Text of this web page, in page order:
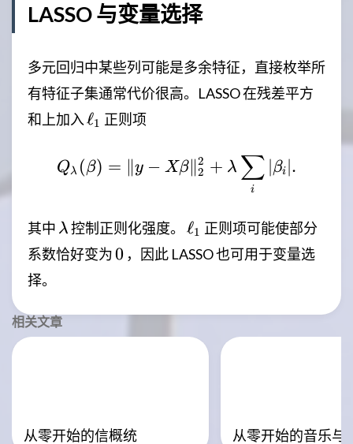
LASSO 与变量选择
多元回归中某些列可能是多余特征，直接枚举所
有特征子集通常代价很高。LASSO 在残差平方
和上加入 \ell_1
ℓ1 正则项
Qλ (β) = ∥y − Xβ∥2
2 + λ
i
∑ ∣βi ∣.
其中 \lambda
λ控制正则化强度。 \ell_1
ℓ1 正则项可能使部分
系数恰好变为0
0 ，因此 LASSO 也可用于变量选
择。
相关文章
从零开始的信概统 从零开始的音乐与